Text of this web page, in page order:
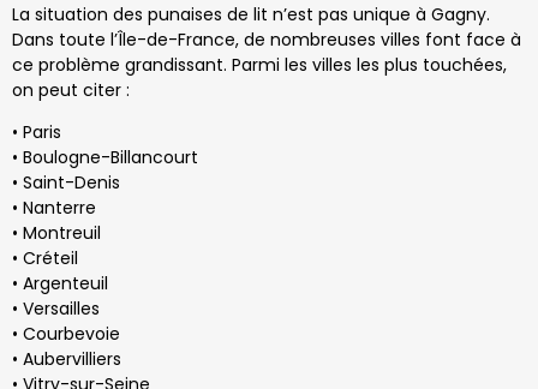
La situation des punaises de lit n’est pas unique à Gagny.
Dans toute l’Île-de-France, de nombreuses villes font face à
ce problème grandissant. Parmi les villes les plus touchées,
on peut citer :
• Paris
• Boulogne-Billancourt
• Saint-Denis
• Nanterre
• Montreuil
• Créteil
• Argenteuil
• Versailles
• Courbevoie
• Aubervilliers